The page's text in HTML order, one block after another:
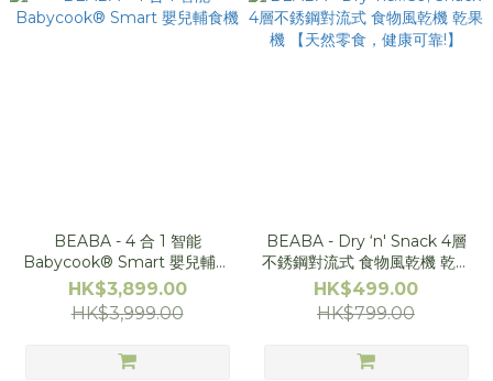
BEABA - 4 合 1 智能
Babycook® Smart 嬰兒輔食
機
HK$3,899.00
HK$3,999.00
BEABA - Dry ‘n' Snack 4層
不銹鋼對流式 食物風乾機 乾果
機 【天然零食，健康可靠!】
HK$499.00
HK$799.00